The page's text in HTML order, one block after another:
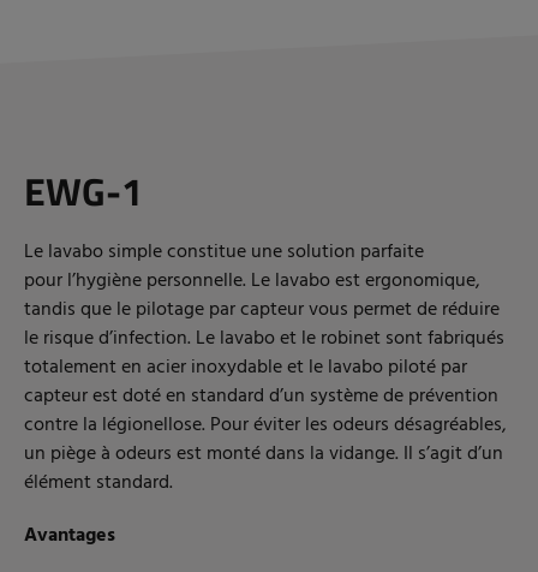
EWG-1
Le lavabo simple constitue une solution parfaite
pour l’hygiène personnelle. Le lavabo est ergonomique,
tandis que le pilotage par capteur vous permet de réduire
le risque d’infection. Le lavabo et le robinet sont fabriqués
totalement en acier inoxydable et le lavabo piloté par
capteur est doté en standard d’un système de prévention
contre la légionellose. Pour éviter les odeurs désagréables,
un piège à odeurs est monté dans la vidange. Il s’agit d’un
élément standard.
Avantages